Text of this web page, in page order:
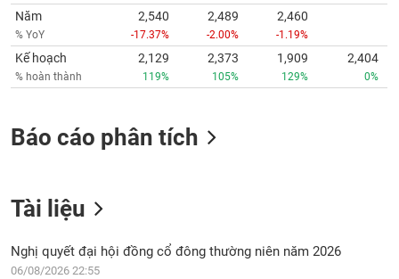
Năm
% YoY
2,540
-17.37%
2,489
-2.00%
2,460
-1.19%
Kế hoạch
% hoàn thành
2,129
119%
2,373
105%
1,909
129%
2,404
0%
Báo cáo phân tích
Tài liệu
Nghị quyết đại hội đồng cổ đông thường niên năm 2026
06/08/2026 22:55